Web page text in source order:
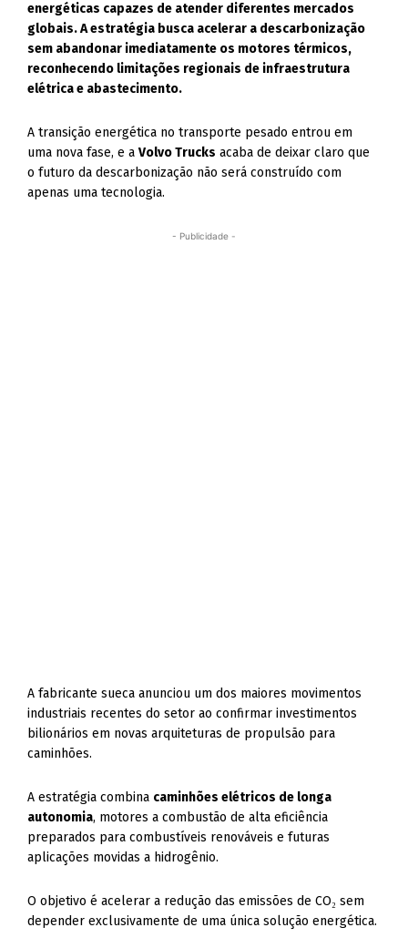
energéticas capazes de atender diferentes mercados
globais. A estratégia busca acelerar a descarbonização
sem abandonar imediatamente os motores térmicos,
reconhecendo limitações regionais de infraestrutura
elétrica e abastecimento.
A transição energética no transporte pesado entrou em
uma nova fase, e aVolvo Trucks acaba de deixar claro que
o futuro da descarbonização não será construído com
apenas uma tecnologia.
- Publicidade -
A fabricante sueca anunciou um dos maiores movimentos
industriais recentes do setor ao confirmar investimentos
bilionários em novas arquiteturas de propulsão para
caminhões.
A estratégia combina caminhões elétricos de longa
autonomia, motores a combustão de alta eficiência
preparados para combustíveis renováveis e futuras
aplicações movidas a hidrogênio.
O objetivo é acelerar a redução das emissões de CO₂ sem
depender exclusivamente de uma única solução energética.